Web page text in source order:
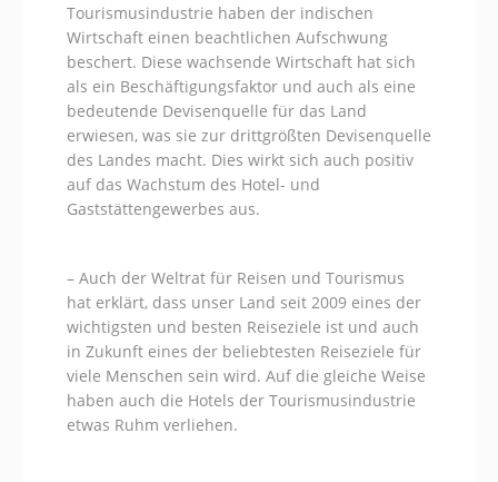
Tourismusindustrie haben der indischen
Wirtschaft einen beachtlichen Aufschwung
beschert. Diese wachsende Wirtschaft hat sich
als ein Beschäftigungsfaktor und auch als eine
bedeutende Devisenquelle für das Land
erwiesen, was sie zur drittgrößten Devisenquelle
des Landes macht. Dies wirkt sich auch positiv
auf das Wachstum des Hotel- und
Gaststättengewerbes aus.
– Auch der Weltrat für Reisen und Tourismus
hat erklärt, dass unser Land seit 2009 eines der
wichtigsten und besten Reiseziele ist und auch
in Zukunft eines der beliebtesten Reiseziele für
viele Menschen sein wird. Auf die gleiche Weise
haben auch die Hotels der Tourismusindustrie
etwas Ruhm verliehen.